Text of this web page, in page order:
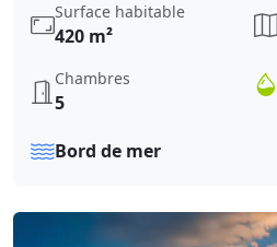
Surface habitable
420 m²
Chambres
5
Bord de mer